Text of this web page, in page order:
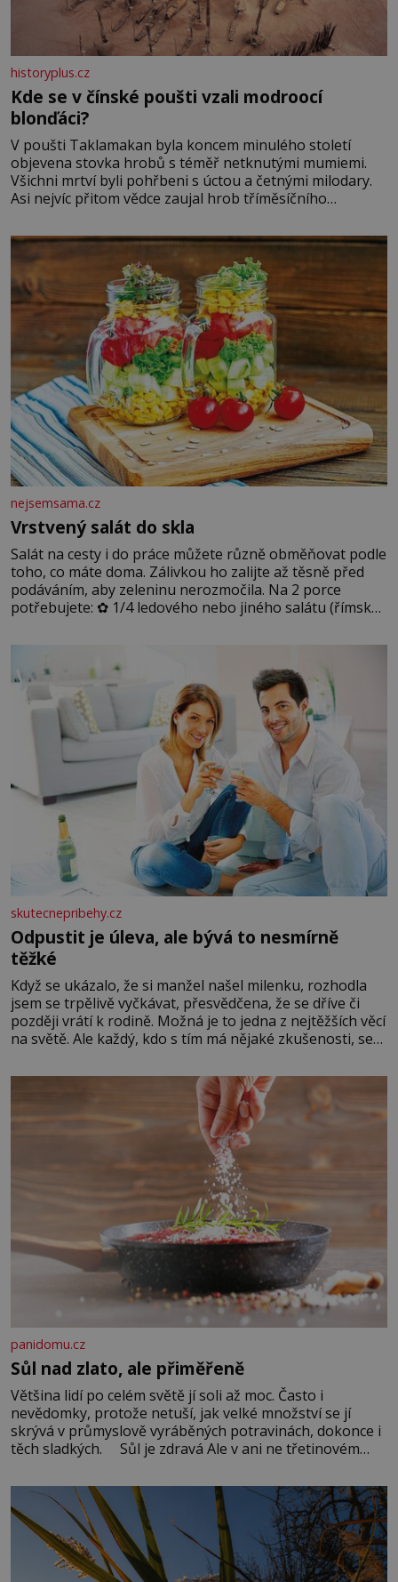
historyplus.cz
Kde se v čínské poušti vzali modroocí
blonďáci?
V poušti Taklamakan byla koncem minulého století
objevena stovka hrobů s téměř netknutými mumiemi.
Všichni mrtví byli pohřbeni s úctou a četnými milodary.
Asi nejvíc přitom vědce zaujal hrob tříměsíčního
blonďaté vlásky. Fakt, že jsou těla dávných lidí nesmírně
dobře zachovalá, přičítají odborníci zdejším klimatickým
podmínkám. Sucho, prosolené písky a extrémně
nejsemsama.cz
Vrstvený salát do skla
Salát na cesty i do práce můžete různě obměňovat podle
toho, co máte doma. Zálivkou ho zalijte až těsně před
podáváním, aby zeleninu nerozmočila. Na 2 porce
potřebujete: ✿ 1/4 ledového nebo jiného salátu (římský
okurky ✿ 2 rajčata Zálivka: ✿ 4 lžíce olivového oleje ✿ 1
lžíci citronové šťávy ✿ ½ stroužku
skutecnepribehy.cz
Odpustit je úleva, ale bývá to nesmírně
těžké
Když se ukázalo, že si manžel našel milenku, rozhodla
jsem se trpělivě vyčkávat, přesvědčena, že se dříve či
později vrátí k rodině. Možná je to jedna z nejtěžších věcí
na světě. Ale každý, kdo s tím má nějaké zkušenosti, se
Když se ke mně doneslo, že si manžel pořídil milenku,
panidomu.cz
Sůl nad zlato, ale přiměřeně
Většina lidí po celém světě jí soli až moc. Často i
nevědomky, protože netuší, jak velké množství se jí
skrývá v průmyslově vyráběných potravinách, dokonce i
těch sladkých. Sůl je zdravá Ale v ani ne třetinovém
základní složky– sodík a chlór – jsou zásadní pro
správné hospodaření